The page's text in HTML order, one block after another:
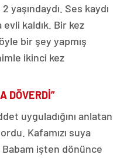
yaşındaydı. Ses kaydı
kaldık. Bir kez
bir şey yapmış
ikinci kez
DÖVERDİ”
uyguladığını anlatan
Kafamızı suya
Babam işten dönünce